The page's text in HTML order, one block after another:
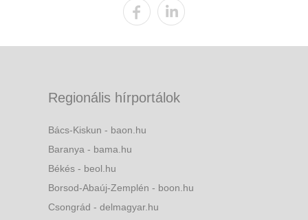
Regionális hírportálok
Bács-Kiskun - baon.hu
Baranya - bama.hu
Békés - beol.hu
Borsod-Abaúj-Zemplén - boon.hu
Csongrád - delmagyar.hu